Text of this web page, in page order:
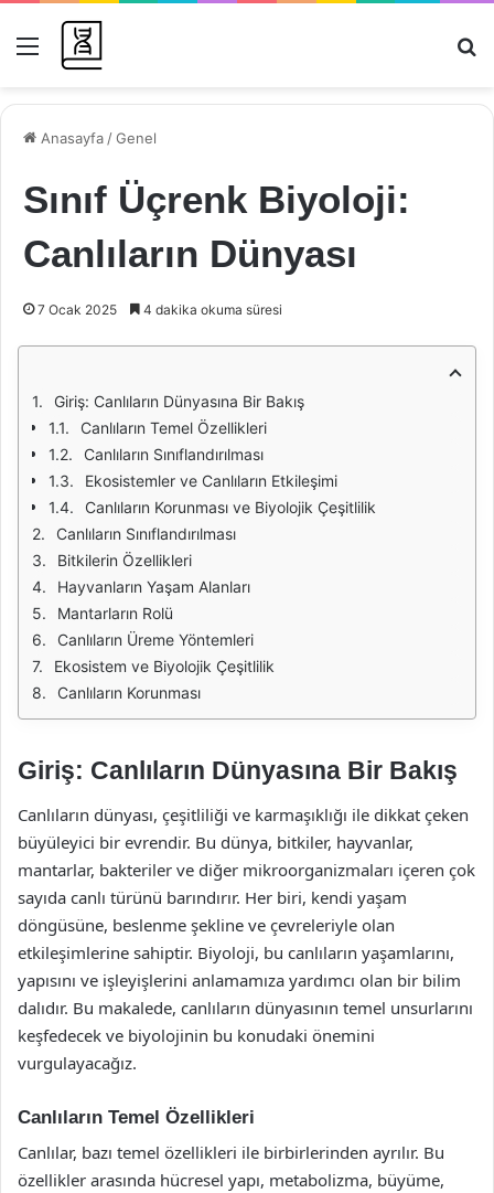
Menü
Anasayfa /Genel
Sınıf Üçrenk Biyoloji:
Canlıların Dünyası
7 Ocak 2025 4 dakika okuma süresi
Giriş: Canlıların Dünyasına Bir Bakış
Canlıların Temel Özellikleri
Canlıların Sınıflandırılması
Ekosistemler ve Canlıların Etkileşimi
Canlıların Korunması ve Biyolojik Çeşitlilik
Canlıların Sınıflandırılması
Bitkilerin Özellikleri
Hayvanların Yaşam Alanları
Mantarların Rolü
Canlıların Üreme Yöntemleri
Ekosistem ve Biyolojik Çeşitlilik
Canlıların Korunması
Giriş: Canlıların Dünyasına Bir Bakış
Canlıların dünyası, çeşitliliği ve karmaşıklığı ile dikkat çeken
büyüleyici bir evrendir. Bu dünya, bitkiler, hayvanlar,
mantarlar, bakteriler ve diğer mikroorganizmaları içeren çok
sayıda canlı türünü barındırır. Her biri, kendi yaşam
döngüsüne, beslenme şekline ve çevreleriyle olan
etkileşimlerine sahiptir. Biyoloji, bu canlıların yaşamlarını,
yapısını ve işleyişlerini anlamamıza yardımcı olan bir bilim
dalıdır. Bu makalede, canlıların dünyasının temel unsurlarını
keşfedecek ve biyolojinin bu konudaki önemini
vurgulayacağız.
Canlıların Temel Özellikleri
Canlılar, bazı temel özellikleri ile birbirlerinden ayrılır. Bu
özellikler arasında hücresel yapı, metabolizma, büyüme,